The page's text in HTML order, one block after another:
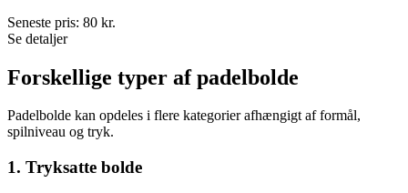
Seneste pris: 80 kr.
Se detaljer
Forskellige typer af padelbolde
Padelbolde kan opdeles i flere kategorier afhængigt af formål,
spilniveau og tryk.
1. Tryksatte bolde